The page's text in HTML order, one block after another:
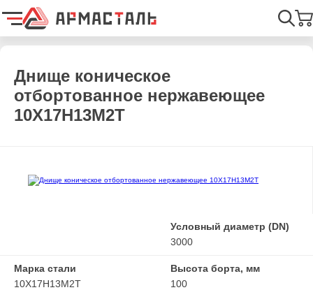
Найти
Главная Каталог Емкостное оборудование
Днище коническое
отбортованное нержавеющее
10Х17Н13М2Т
Условный диаметр (DN)
3000
Марка стали
10Х17Н13М2Т
Высота борта, мм
100